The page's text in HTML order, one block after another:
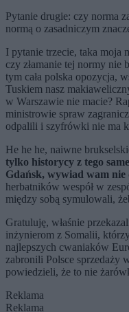
Pytanie drugie: czy norma
normą o zasadniczym
I pytanie trzecie, taka moja
czy złamanie tej normy nie
tym cała polska opozycja,
Tuskiem nasz
w Warszawie nie macie?
ministrowie spraw
odpalili i szyfrówki nie ma
He he he, naiwne
tylko historycy z tego
Gdańsk, wywiad wam nie
herbatników wespół w
między sobą symulowali,
Gratuluję, właśnie
inżynierom z Somalii,
najlepszych cwaniaków
zabronili Polsce sprzedaży
powiedzieli, że to nie
Reklama
Reklama